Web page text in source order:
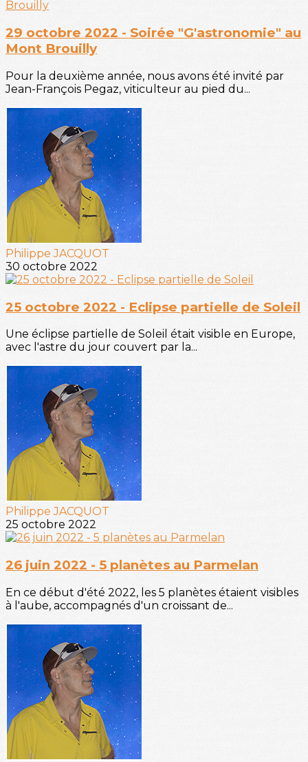
29 octobre 2022 - Soirée "G'astronomie" au
Mont Brouilly
Pour la deuxième année, nous avons été invité par
Jean-François Pegaz, viticulteur au pied du...
Philippe JACQUOT
30 octobre 2022
25 octobre 2022 - Eclipse partielle de Soleil
Une éclipse partielle de Soleil était visible en Europe,
avec l'astre du jour couvert par la...
Philippe JACQUOT
25 octobre 2022
26 juin 2022 - 5 planètes au Parmelan
En ce début d'été 2022, les 5 planètes étaient visibles
à l'aube, accompagnés d'un croissant de...